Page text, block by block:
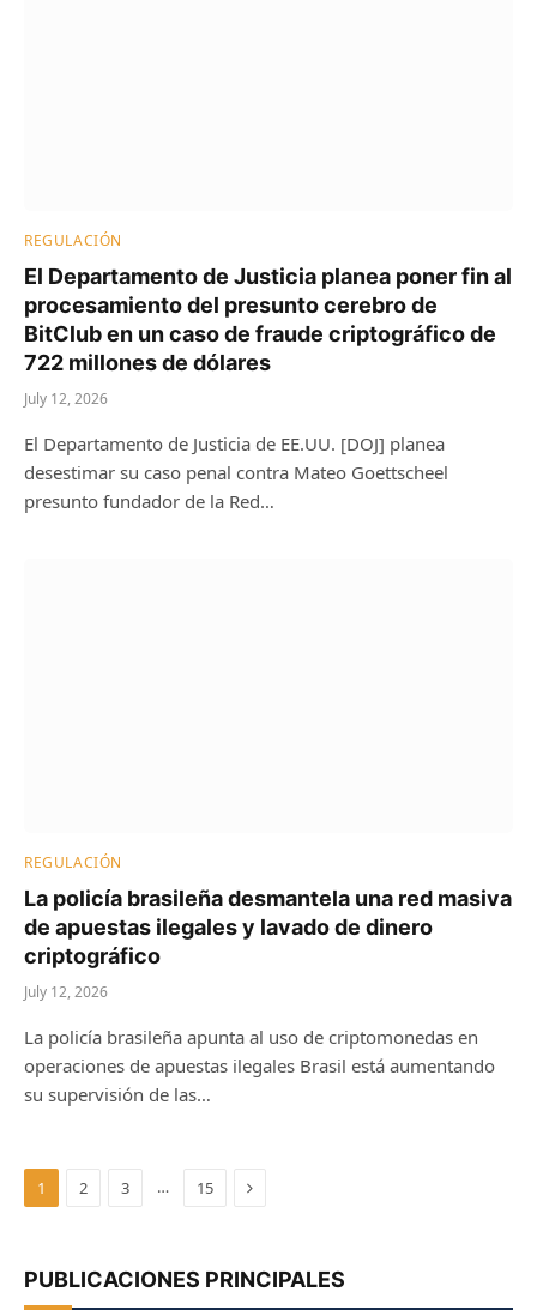
REGULACIÓN
El Departamento de Justicia planea poner fin al
procesamiento del presunto cerebro de
BitClub en un caso de fraude criptográfico de
722 millones de dólares
July 12, 2026
El Departamento de Justicia de EE.UU. [DOJ] planea
desestimar su caso penal contra Mateo Goettscheel
presunto fundador de la Red…
REGULACIÓN
La policía brasileña desmantela una red masiva
de apuestas ilegales y lavado de dinero
criptográfico
July 12, 2026
La policía brasileña apunta al uso de criptomonedas en
operaciones de apuestas ilegales Brasil está aumentando
su supervisión de las…
1 2 3 … 15 Next
PUBLICACIONES PRINCIPALES